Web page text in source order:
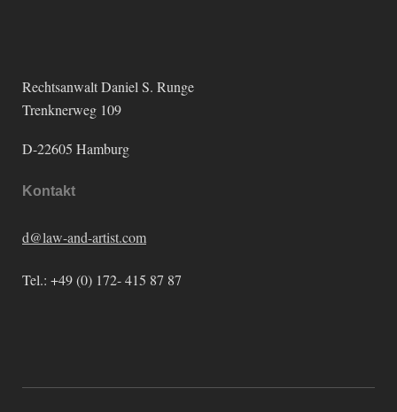
Rechtsanwalt Daniel S. Runge
Trenknerweg 109
D-22605 Hamburg
Kontakt
d@law-and-artist.com
Tel.: +49 (0) 172- 415 87 87